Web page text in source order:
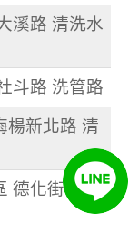
溪路 清洗水
斗路 洗管路
楊新北路 清
德化街 清洗